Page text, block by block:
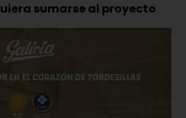
sumarse al proyecto